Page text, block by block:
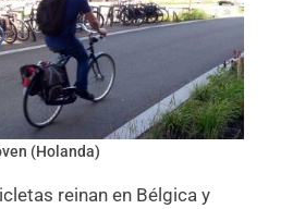
(Holanda)
reinan en Bélgica y